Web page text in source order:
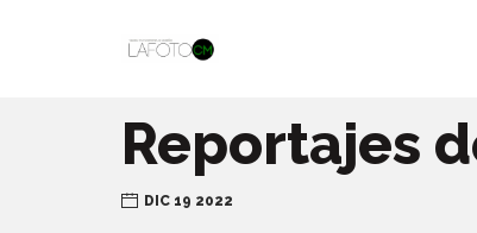
Reportajes
DIC 19 2022